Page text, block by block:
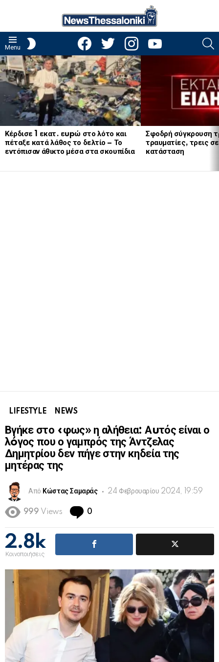
Menu
facebooktwitter instagramyoutube
LATEST
STORIES
Κέρδισε 1 εκατ. εupώ στο λότο και
πέταξε κατά λάθος το δελτίο – Το
εντόπισαν άθικτο μέσα στα σκουπίδια
Σφοδρή σύγκρουση
τραυματίες, τρεις
κατάσταση
LIFESTYLE NEWS
Βγήκε στο «φως» η αλήθεια: Αuτός είναι ο
λóγος που ο γαμπρός της Άντζελας
Δημητρίου δεν πήγε στην κηδεία της
μητέρας της
Από Κώστας Σαμαράς 24 Φεβρουαρίου 2024, 19:59
999 Views 0
2.8k
Κοινοποιήσεις